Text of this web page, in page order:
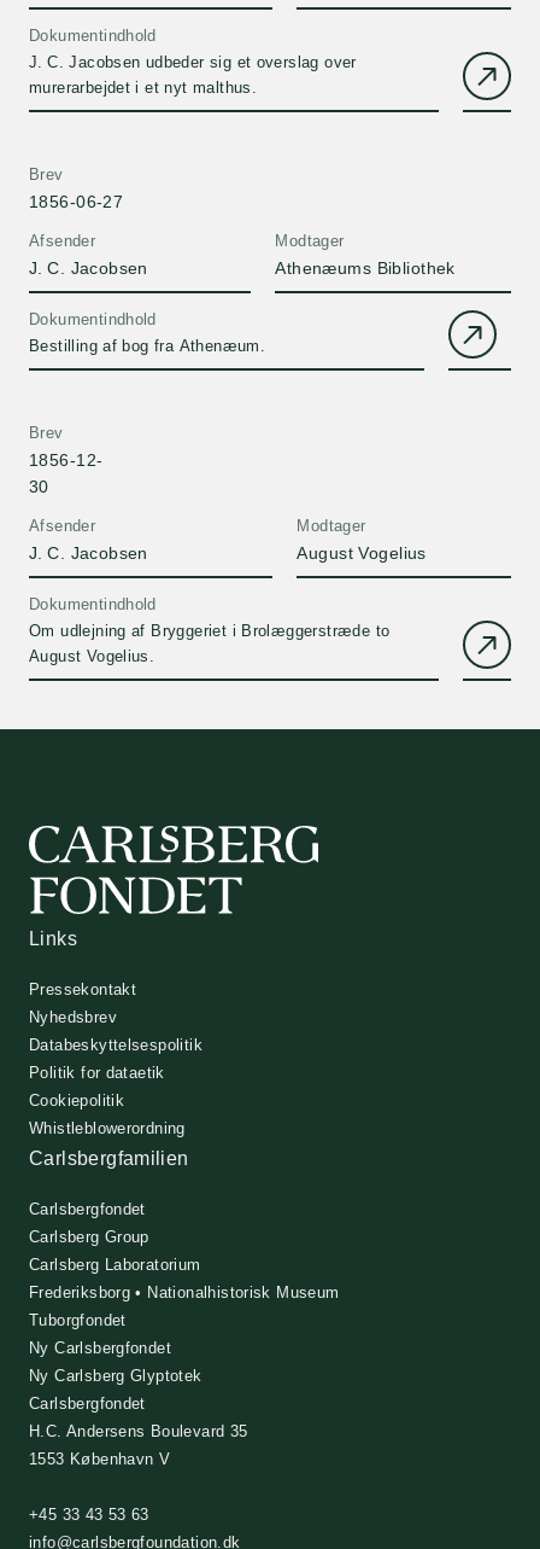
Dokumentindhold
J. C. Jacobsen udbeder sig et overslag over
murerarbejdet i et nyt malthus.
Afsender
J. C. Jacobsen
Brev
1856-06-27
Modtager
Athenæums Bibliothek
Dokumentindhold
Bestilling af bog fra Athenæum.
Afsender
J. C. Jacobsen
Brev
1856-12-
30
Modtager
August Vogelius
Dokumentindhold
Om udlejning af Bryggeriet i Brolæggerstræde to
August Vogelius.
Links
Pressekontakt
Nyhedsbrev
Databeskyttelsespolitik
Politik for dataetik
Cookiepolitik
Whistleblowerordning
Carlsbergfamilien
Carlsbergfondet
Carlsberg Group
Carlsberg Laboratorium
Frederiksborg • Nationalhistorisk Museum
Tuborgfondet
Ny Carlsbergfondet
Ny Carlsberg Glyptotek
Carlsbergfondet
H.C. Andersens Boulevard 35
1553 København V
+45 33 43 53 63
info@carlsbergfoundation.dk